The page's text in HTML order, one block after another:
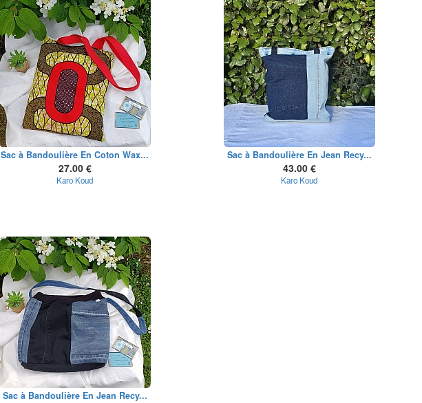
Sac à Bandoulière En Coton Wax...
27.00 €
Karo Koud
Sac à Bandoulière En Jean Recy...
43.00 €
Karo Koud
Sac à Bandoulière En Jean Recy...